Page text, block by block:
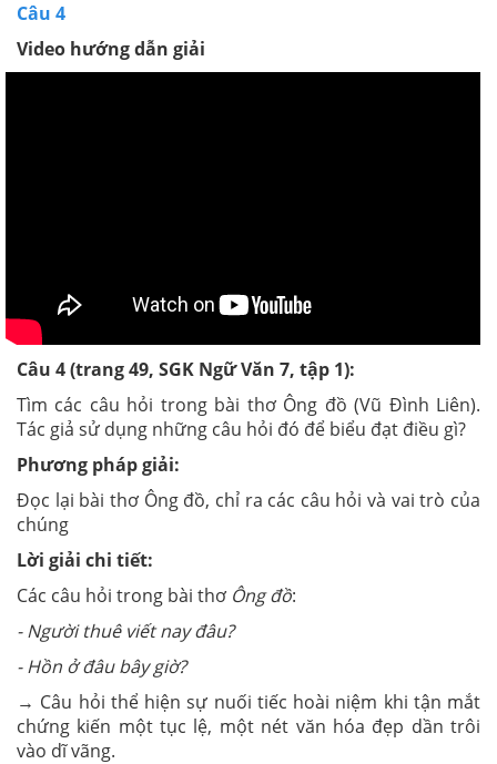
Câu 4
Video hướng dẫn giải
Câu 4 (trang 49, SGK Ngữ Văn 7, tập 1):
Tìm các câu hỏi trong bài thơ Ông đồ (Vũ Đình Liên).
Tác giả sử dụng những câu hỏi đó để biểu đạt điều gì?
Phương pháp giải:
Đọc lại bài thơ Ông đồ, chỉ ra các câu hỏi và vai trò của
chúng
Lời giải chi tiết:
Các câu hỏi trong bài thơ Ông đồ:
-Người thuê viết nay đâu?
-Hồn ở đâu bây giờ?
→ Câu hỏi thể hiện sự nuối tiếc hoài niệm khi tận mắt
chứng kiến một tục lệ, một nét văn hóa đẹp dần trôi
vào dĩ vãng.